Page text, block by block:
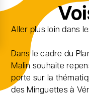
Aller plus loin dans
Dans le cadre du
Malin souhaite
porte sur la
des Minguettes à